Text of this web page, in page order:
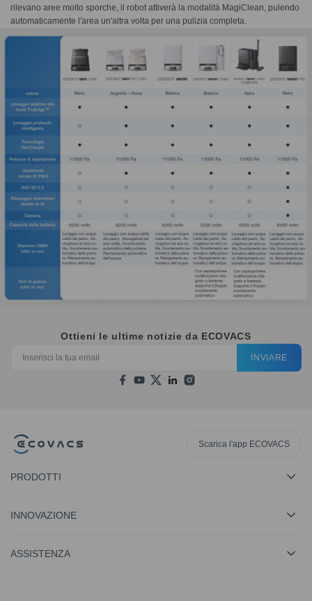
rilevano aree molto sporche, il robot attiverà la modalità MagiClean, pulendo
automaticamente l'area un'altra volta per una pulizia completa.
Ottieni le ultime notizie da ECOVACS
INVIARE
Scarica l'app ECOVACS
PRODOTTI
INNOVAZIONE
ASSISTENZA